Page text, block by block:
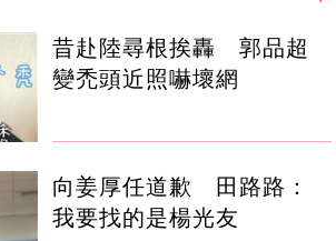
昔赴陸尋根挨轟 郭品超
變禿頭近照嚇壞網
向姜厚任道歉 田路路：
我要找的是楊光友